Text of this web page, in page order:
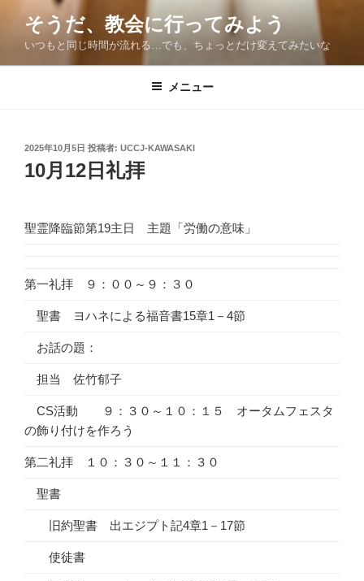
ン
そうだ、教会に行ってみよう
いつもと同じ時間が流れる…でも、ちょっとだけ変えてみたいな
メニュー
投
稿
日:
2025年10月5日 投稿者: UCCJ-KAWASAKI
10月12日礼拝
聖霊降臨節第19主日 主題「労働の意味」
第一礼拝 ９：００～９：３０
聖書 ヨハネによる福音書15章1－4節
お話の題：
担当 佐竹郁子
CS活動 ９：３０～１０：１５ オータムフェスタ
の飾り付けを作ろう
第二礼拝 １０：３０～１１：３０
聖書
旧約聖書 出エジプト記4章1－17節
使徒書